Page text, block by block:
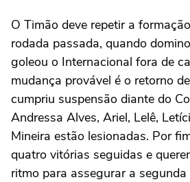
O Timão deve repetir a
rodada passada, quando
goleou o Internacional fora de
mudança provável é o retorno
cumpriu suspensão diante do
Andressa Alves, Ariel, Lelê,
Mineira estão lesionadas. Por
quatro vitórias seguidas e
ritmo para assegurar a